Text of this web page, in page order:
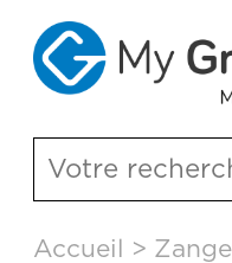
Accueil >